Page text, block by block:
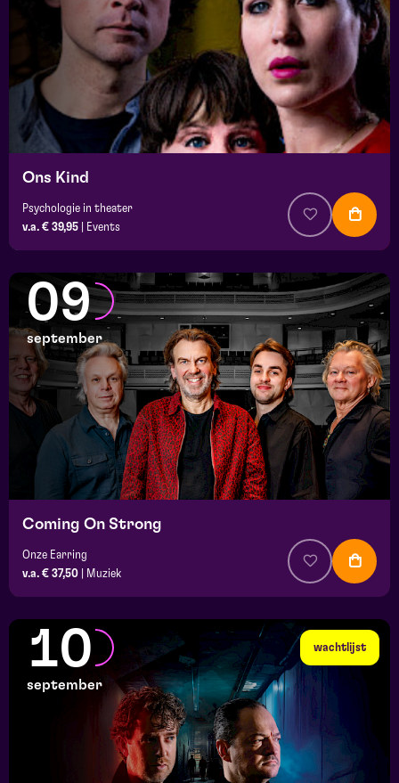
Ons Kind
Psychologie in theater
v.a. € 39,95
Events
09
september
Coming On Strong
Onze Earring
v.a. € 37,50
Muziek
wachtlijst
10
september